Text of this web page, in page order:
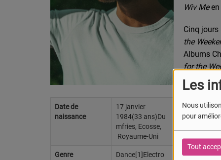
Les
Nous
pour
Tout
Date de
naissance
17 janvier
1984(33 ans)Du
mfries, Ecosse,
Royaume-Uni
Genre
Dance[1]Electro
Wiv Meen
Cinq
the
Albums
for the
remix
l'édition
participe
We Found
son
Selon les